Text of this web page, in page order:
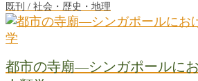
既刊 / 社会・歴史・地理
都市の寺廟―シンガポールに